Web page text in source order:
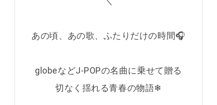
あの頃、あの歌、ふたりだけの時間🎧
globeなどJ-POPの名曲に乗せて贈る
切なく揺れる青春の物語❄